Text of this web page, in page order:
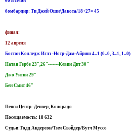
бомбардир: Ти Джей Оши/Дакота/18+27= 45
финал:
12 апреля
Бостон Колледж Иглз -Нотр-Дам-Айриш 4–1 (0–0, 3–1, 1–0)
Натан Гербе 23",26"-------Кевин Дит 30"
Джо Уитни 29"
Бен Смит 46"
Пепси Центр -Денвер, Колорадо
Посещаемость: 18 632
Судьи:Тодд Андерсон/Тим Свэйдер/Бутч Муссо